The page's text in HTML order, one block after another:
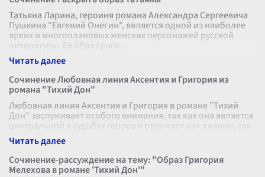
Татьяна Ларина, героиня романа Александра Сергеевича
Пушкина "Евгений Онегин", является одной из наиболее
ярких и многоплановых женских персонажей русской
литературы. Ее образ раск
Сочинение Любовная линия Аксентия и Григория из
романа "Тихий Дон"
Любовная линия Аксентия и Григория в романе "Тихий
Дон" заслуживает особого внимания, так как она является
центральной в судьбах героев и отражает как личные, так
и социальные драм
Сочинение-рассуждение на тему: "Образ Григория
Мелехова в романе 'Тихий Дон'"